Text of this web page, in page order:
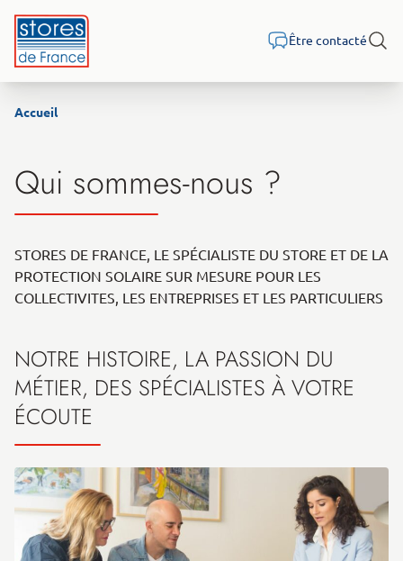
Être contacté
Accueil
Qui sommes-nous ?
STORES DE FRANCE, LE SPÉCIALISTE DU STORE ET DE LA
PROTECTION SOLAIRE SUR MESURE POUR LES
COLLECTIVITES, LES ENTREPRISES ET LES PARTICULIERS
NOTRE HISTOIRE, LA PASSION DU
MÉTIER, DES SPÉCIALISTES À VOTRE
ÉCOUTE